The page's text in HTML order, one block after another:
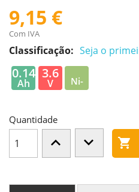
9,15 €
Com IVA
Classificação: Seja o
0.14
Ah
3.6
V
Ni-
Quantidade
